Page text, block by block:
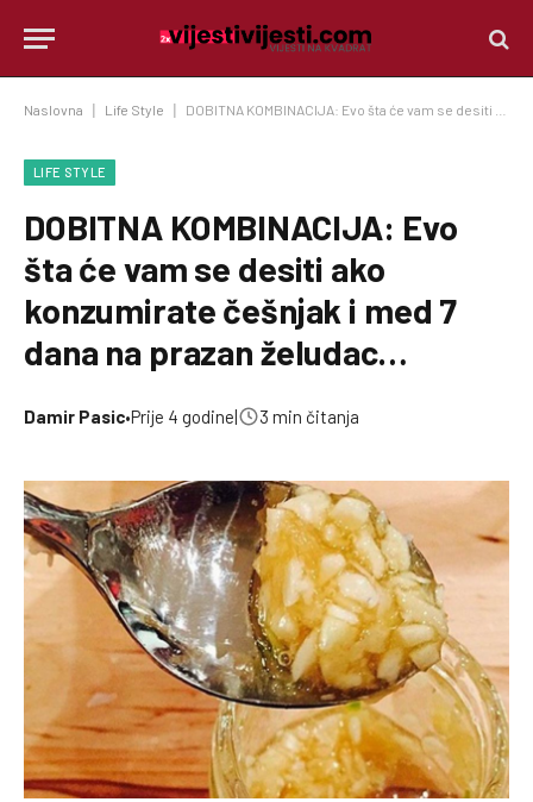
Naslovna Life Style DOBITNA KOMBINACIJA: Evo šta će vam se desiti ako konzumirate češnjak i med 7 dana na prazan želudac…
LIFE STYLE
DOBITNA KOMBINACIJA: Evo
šta će vam se desiti ako
konzumirate češnjak i med 7
dana na prazan želudac…
Damir Pasic•Prije 4 godine| 3 min čitanja